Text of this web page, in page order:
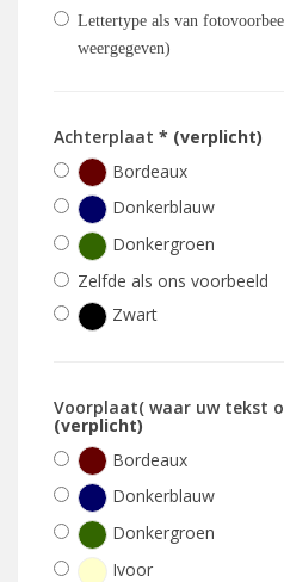
Lettertype als van
weergegeven)
Achterplaat * (verplicht)
Bordeaux
Donkerblauw
Donkergroen
Zelfde als ons voorbeeld
Zwart
Voorplaat( waar uw tekst
(verplicht)
Bordeaux
Donkerblauw
Donkergroen
Ivoor